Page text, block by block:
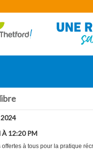
À 12:20 PM
offertes à tous pour la pratique